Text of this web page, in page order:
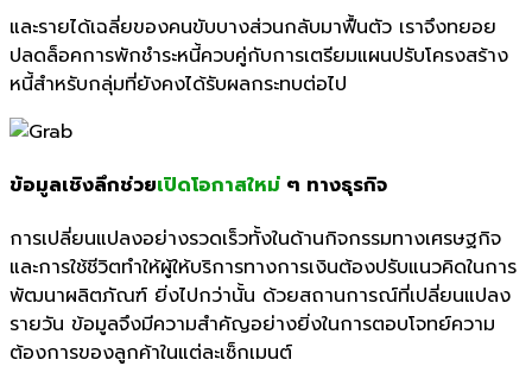
และรายได้เฉลี่ยของคนขับบางส่วนกลับมาฟื้นตัว เราจึงทยอย
ปลดล็อคการพักชำระหนี้ควบคู่กับการเตรียมแผนปรับโครงสร้าง
หนี้สำหรับกลุ่มที่ยังคงได้รับผลกระทบต่อไป
ข้อมูลเชิงลึกช่วยเปิดโอกาสใหม่ ๆ ทางธุรกิจ
การเปลี่ยนแปลงอย่างรวดเร็วทั้งในด้านกิจกรรมทางเศรษฐกิจ
และการใช้ชีวิตทำให้ผู้ให้บริการทางการเงินต้องปรับแนวคิดในการ
พัฒนาผลิตภัณฑ์ ยิ่งไปกว่านั้น ด้วยสถานการณ์ที่เปลี่ยนแปลง
รายวัน ข้อมูลจึงมีความสำคัญอย่างยิ่งในการตอบโจทย์ความ
ต้องการของลูกค้าในแต่ละเซ็กเมนต์